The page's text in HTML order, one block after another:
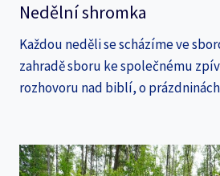
Nedělní shromka
Každou neděli se scházíme ve
zahradě sboru ke společnému
rozhovoru nad biblí, o